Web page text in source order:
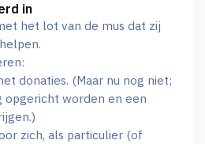
in
het lot van de mus dat zij
donaties. (Maar nu nog niet;
worden en een
zich, als particulier (of